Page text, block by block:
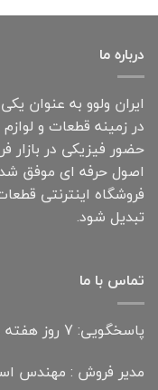
درباره ما
ایران ولوو به عنوان
در زمینه قطعات و
حضور فیزیکی در بازار
اصول حرفه ای موفق
فروشگاه اینترنتی
تبدیل شود.
تماس با ما
پاسخگویی: 7 روز هفته ، 9 الی 22
مدیر فروش : مهندس